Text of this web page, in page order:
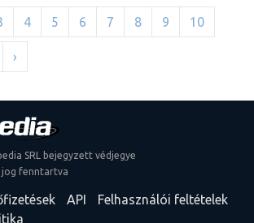
4 5 6 7 8 9 10
›
SRL bejegyzett védjegye
jog fenntartva
API
Felhasználói feltételek